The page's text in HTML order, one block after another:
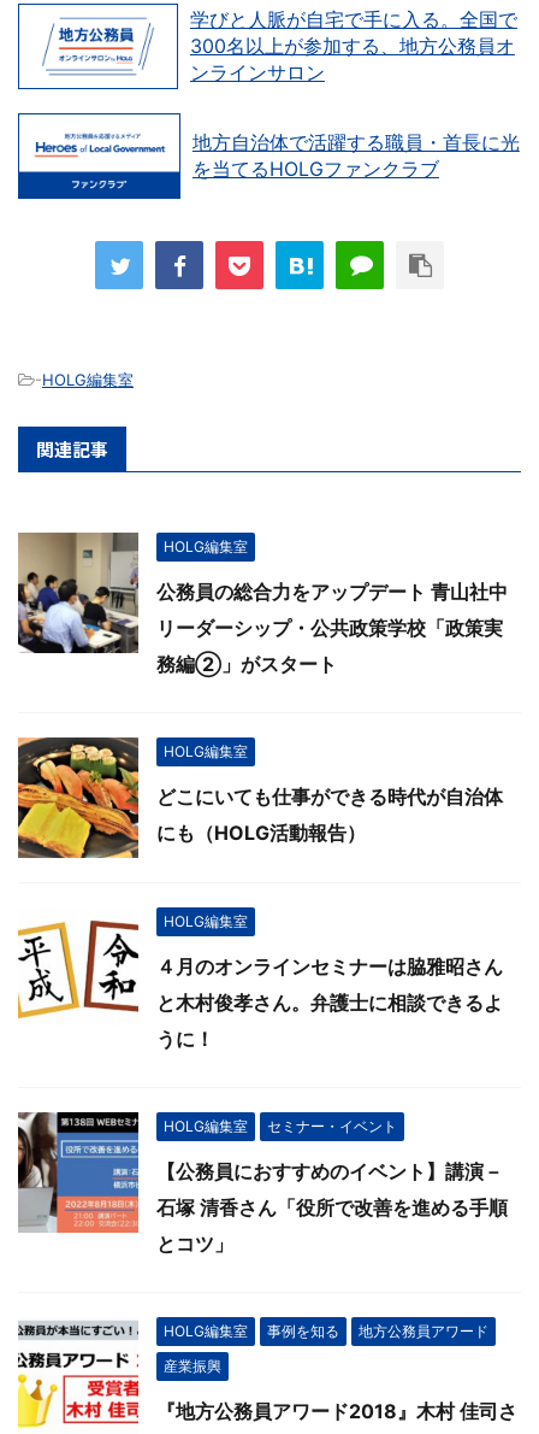
学びと人脈が自宅で手に入る。全国で
300名以上が参加する、地方公務員オ
ンラインサロン
地方自治体で活躍する職員・首長に光
を当てるHOLGファンクラブ
-HOLG編集室
関連記事
HOLG編集室
公務員の総合力をアップデート 青山社中
リーダーシップ・公共政策学校「政策実
務編②」がスタート
HOLG編集室
どこにいても仕事ができる時代が自治体
にも（HOLG活動報告）
HOLG編集室
４月のオンラインセミナーは脇雅昭さん
と木村俊孝さん。弁護士に相談できるよ
うに！
HOLG編集室 セミナー・イベント
【公務員におすすめのイベント】講演－
石塚 清香さん「役所で改善を進める手順
とコツ」
HOLG編集室 事例を知る
地方公務員アワード
産業振興
『地方公務員アワード2018』木村 佳司さ